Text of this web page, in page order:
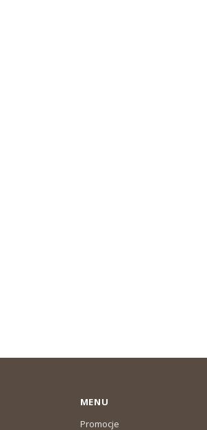
MENU
Promocje